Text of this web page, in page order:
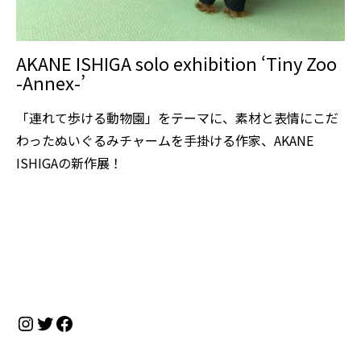
AKANE ISHIGA solo exhibition ‘Tiny Zoo
-Annex-’
「連れて歩ける動物園」をテーマに、素材と表情にこだ
わったぬいぐるみチャームを手掛ける作家、AKANE
ISHIGAの新作展！
Instagram
Twitter
Facebook